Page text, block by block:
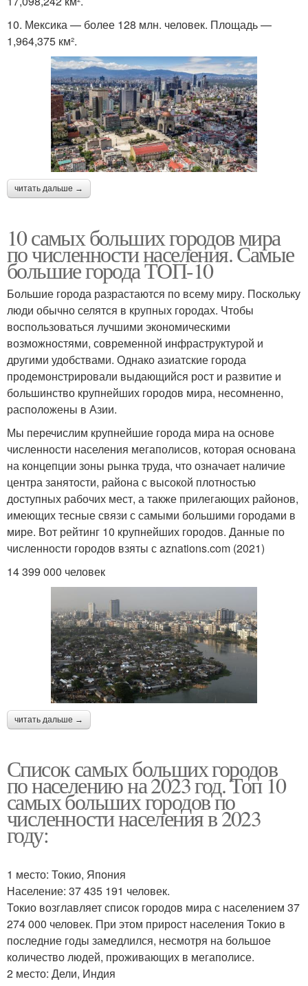
10. Мексика — более 128 млн. человек. Площадь —
1,964,375 км².
читать дальше →
10 самых больших городов мира
по численности населения. Самые
большие города ТОП-10
Большие города разрастаются по всему миру. Поскольку
люди обычно селятся в крупных городах. Чтобы
воспользоваться лучшими экономическими
возможностями, современной инфраструктурой и
другими удобствами. Однако азиатские города
продемонстрировали выдающийся рост и развитие и
большинство крупнейших городов мира, несомненно,
расположены в Азии.
Мы перечислим крупнейшие города мира на основе
численности населения мегаполисов, которая основана
на концепции зоны рынка труда, что означает наличие
центра занятости, района с высокой плотностью
доступных рабочих мест, а также прилегающих районов,
имеющих тесные связи с самыми большими городами в
мире. Вот рейтинг 10 крупнейших городов. Данные по
численности городов взяты с aznations.com (2021)
14 399 000 человек
читать дальше →
Список самых больших городов
по населению на 2023 год. Топ 10
самых больших городов по
численности населения в 2023
году:
1 место: Токио, Япония
Население: 37 435 191 человек.
Токио возглавляет список городов мира с населением 37
274 000 человек. При этом прирост населения Токио в
последние годы замедлился, несмотря на большое
количество людей, проживающих в мегаполисе.
2 место: Дели, Индия